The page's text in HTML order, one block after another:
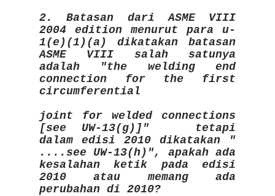
2. Batasan dari ASME VIII
2004 edition menurut para u-
1(e)(1)(a) dikatakan batasan
ASME VIII salah satunya
adalah "the welding end
connection for the first
circumferential
joint for welded connections
[see UW-13(g)]" tetapi
dalam edisi 2010 dikatakan "
....see UW-13(h)", apakah ada
kesalahan ketik pada edisi
2010 atau memang ada
perubahan di 2010?